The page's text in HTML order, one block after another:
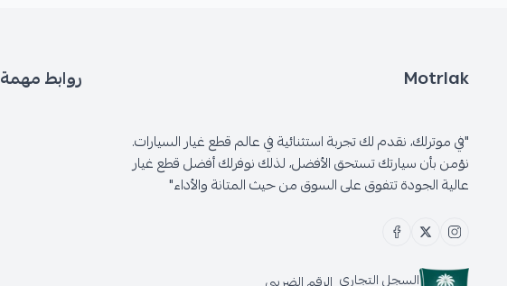
Motrlak
"في موترلك، نقدم لك تجربة استثنائية في عالم قطع غيار السيارات.
نؤمن بأن سيارتك تستحق الأفضل، لذلك نوفرلك أفضل قطع غيار
عالية الجودة تتفوق على السوق من حيث المتانة والأداء"
السجل التجاري
روابط مهمة